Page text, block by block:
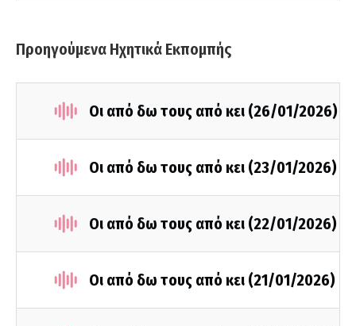
Προηγούμενα Ηχητικά Εκπομπής
Οι από δω τους από κει (26/01/2026)
Οι από δω τους από κει (23/01/2026)
Οι από δω τους από κει (22/01/2026)
Οι από δω τους από κει (21/01/2026)